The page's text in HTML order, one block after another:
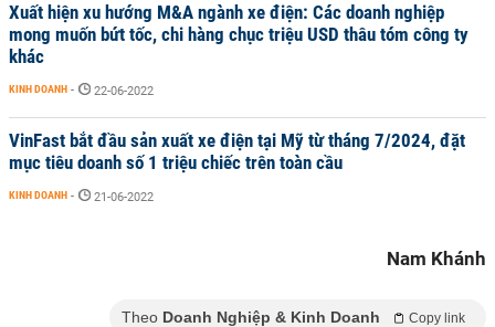
Xuất hiện xu hướng M&A ngành xe điện: Các doanh nghiệp
mong muốn bứt tốc, chi hàng chục triệu USD thâu tóm công ty
khác
KINH DOANH - 22-06-2022
VinFast bắt đầu sản xuất xe điện tại Mỹ từ tháng 7/2024, đặt
mục tiêu doanh số 1 triệu chiếc trên toàn cầu
KINH DOANH - 21-06-2022
Nam Khánh
Theo Doanh Nghiệp & Kinh Doanh Copy link